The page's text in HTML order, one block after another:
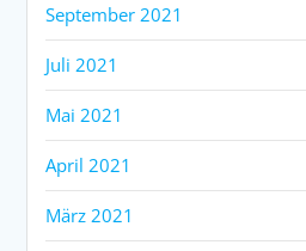
September 2021
Juli 2021
Mai 2021
April 2021
März 2021